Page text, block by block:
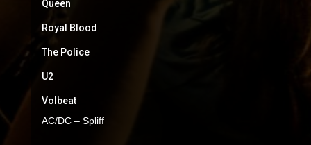
Queen
Royal Blood
The Police
U2
Volbeat
AC/DC – Spliff